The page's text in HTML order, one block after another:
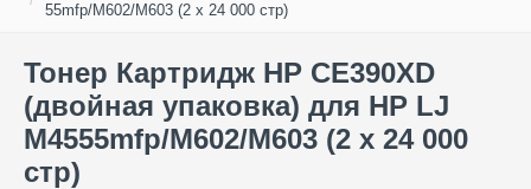
55mfp/M602/M603 (2 x 24 000 стр)
Тонер Картридж HP CE390XD
(двойная упаковка) для HP LJ
M4555mfp/M602/M603 (2 x 24 000
стр)